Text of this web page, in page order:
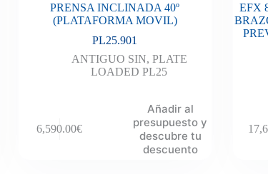
PRENSA INCLINADA 40º
(PLATAFORMA MOVIL)
PL25.901
ANTIGUO SIN, PLATE
LOADED PL25
6,590.00€
Añadir al
presupuesto y
descubre tu
descuento
EFX